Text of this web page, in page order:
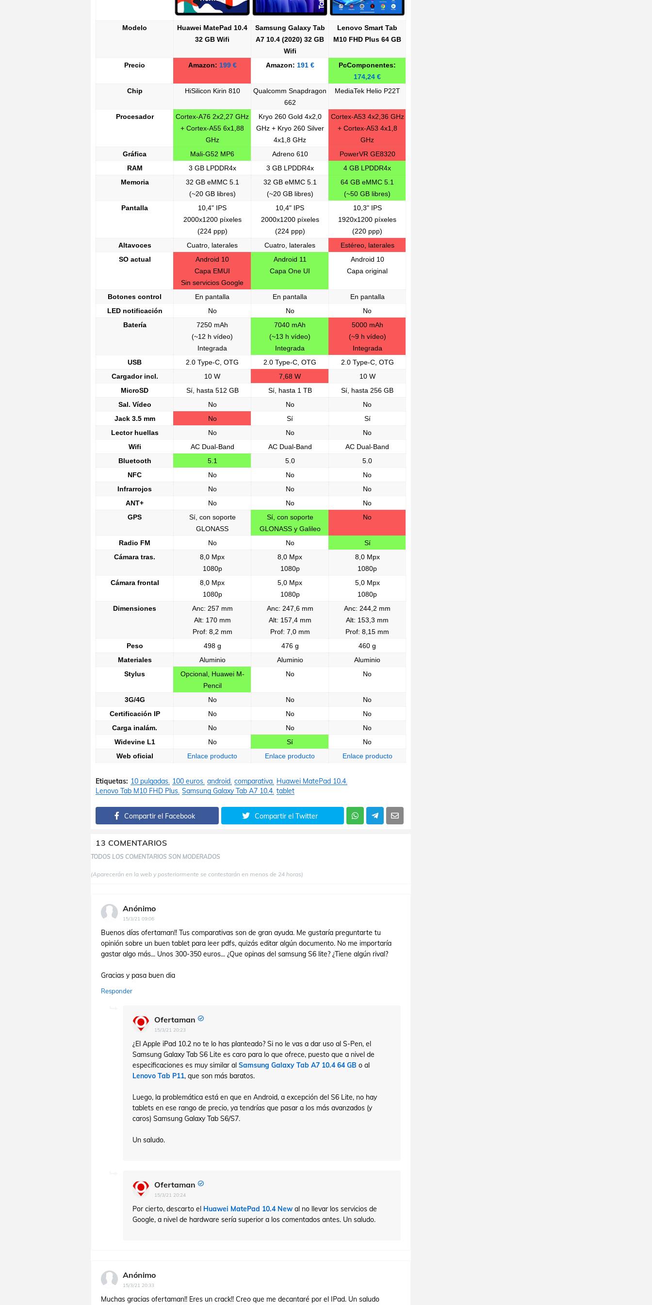
Modelo
Huawei MatePad 10.4
32 GB Wifi
Samsung Galaxy Tab
A7 10.4 (2020) 32 GB
Wifi
Lenovo Smart Tab
M10 FHD Plus 64 GB
Precio Amazon: 199 € Amazon: 191 €
PcComponentes:
174,24 €
Chip
HiSilicon Kirin 810
Qualcomm Snapdragon
662
MediaTek Helio P22T
Procesador
Cortex-A76 2x2,27 GHz
+ Cortex-A55 6x1,88
GHz
Kryo 260 Gold 4x2,0
GHz + Kryo 260 Silver
4x1,8 GHz
Cortex-A53 4x2,36 GHz
+ Cortex-A53 4x1,8
GHz
Gráfica
Mali-G52 MP6 Adreno 610
PowerVR GE8320
RAM
3 GB LPDDR4x 3 GB LPDDR4x
4 GB LPDDR4x
Memoria
32 GB eMMC 5.1
(~20 GB libres)
32 GB eMMC 5.1
(~20 GB libres)
64 GB eMMC 5.1
(~50 GB libres)
Pantalla
10,4" IPS
2000x1200 píxeles
(224 ppp)
10,4" IPS
2000x1200 píxeles
(224 ppp)
10,3" IPS
1920x1200 píxeles
(220 ppp)
Altavoces
Cuatro, laterales Cuatro, laterales
Estéreo, laterales
SO actual
Android 10
Capa EMUI
Sin servicios Google
Android 11
Capa One UI
Android 10
Capa original
Botones control En pantalla En pantalla
En pantalla
LED notificación
No No
No
Batería
7250 mAh
(~12 h vídeo)
Integrada
7040 mAh
(~13 h vídeo)
Integrada
5000 mAh
(~9 h vídeo)
Integrada
USB
2.0 Type-C, OTG 2.0 Type-C, OTG
2.0 Type-C, OTG
Cargador incl.
10 W 7,68 W
10 W
MicroSD
Sí, hasta 512 GB Sí, hasta 1 TB
Sí, hasta 256 GB
Sal. Vídeo
No No
No
Jack 3.5 mm
No Sí
Sí
Lector huellas
No No
No
Wifi
AC Dual-Band AC Dual-Band
AC Dual-Band
Bluetooth
5.1 5.0
5.0
NFC
No No
No
Infrarrojos
No No
No
ANT+
No No
No
GPS
Sí, con soporte
GLONASS
Sí, con soporte
GLONASS y Galileo
No
Radio FM No No
Sí
Cámara tras.
8,0 Mpx
1080p
8,0 Mpx
1080p
8,0 Mpx
1080p
Cámara frontal
8,0 Mpx
1080p
5,0 Mpx
1080p
5,0 Mpx
1080p
Dimensiones
Anc: 257 mm
Alt: 170 mm
Prof: 8,2 mm
Anc: 247,6 mm
Alt: 157,4 mm
Prof: 7,0 mm
Anc: 244,2 mm
Alt: 153,3 mm
Prof: 8,15 mm
Peso
498 g 476 g
460 g
Materiales
Aluminio Aluminio
Aluminio
Stylus
Opcional, Huawei M-
Pencil
No No
3G/4G No No
No
Certificación IP
No No
No
Carga inalám.
No No
No
Widevine L1
No Sí
No
Web oficial
Enlace producto Enlace producto Enlace producto
Etiquetas: 10 pulgadas 100 euros android comparativa Huawei MatePad 10.4
Lenovo Tab M10 FHD Plus Samsung Galaxy Tab A7 10.4 tablet
Compartir el Facebook Compartir el Twitter
13 COMENTARIOS
TODOS LOS COMENTARIOS SON MODERADOS
(Aparecerán en la web y posteriormente se contestarán en menos de 24 horas)
Anónimo
15/3/21 09:06
Buenos días ofertaman!! Tus comparativas son de gran ayuda. Me gustaría preguntarte tu
opinión sobre un buen tablet para leer pdfs, quizás editar algún documento. No me importaría
gastar algo más... Unos 300-350 euros... ¿Que opinas del samsung S6 lite? ¿Tiene algún rival?
Gracias y pasa buen dia
Responder
Ofertaman
15/3/21 20:23
¿El Apple iPad 10.2 no te lo has planteado? Si no le vas a dar uso al S-Pen, el
Samsung Galaxy Tab S6 Lite es caro para lo que ofrece, puesto que a nivel de
especificaciones es muy similar al Samsung Galaxy Tab A7 10.4 64 GB o al
Lenovo Tab P11, que son más baratos.
Luego, la problemática está en que en Android, a excepción del S6 Lite, no hay
tablets en ese rango de precio, ya tendrías que pasar a los más avanzados (y
caros) Samsung Galaxy Tab S6/S7.
Un saludo.
Ofertaman
15/3/21 20:24
Por cierto, descarto el Huawei MatePad 10.4 New al no llevar los servicios de
Google, a nivel de hardware sería superior a los comentados antes. Un saludo.
Anónimo
15/3/21 20:33
Muchas gracias ofertaman!! Eres un crack!! Creo que me decantaré por el IPad. Un saludo